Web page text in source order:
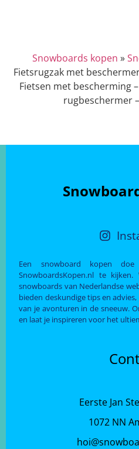
Snowboards kopen »
Fietsrugzak met
Fietsen met bescherming
rugbeschermer
Een snowboard kopen
SnowboardsKopen.nl te
snowboards van Nederlandse
bieden deskundige tips en
van je avonturen in de sneeuw.
en laat je inspireren voor het
Eerste Jan
1072 NN